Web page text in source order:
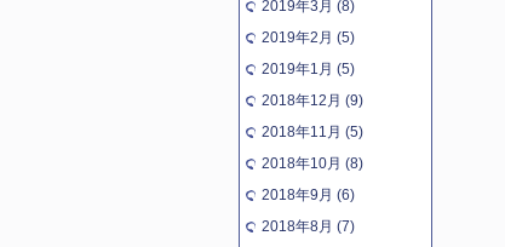
2019年3月 (8)
2019年2月 (5)
2019年1月 (5)
2018年12月 (9)
2018年11月 (5)
2018年10月 (8)
2018年9月 (6)
2018年8月 (7)